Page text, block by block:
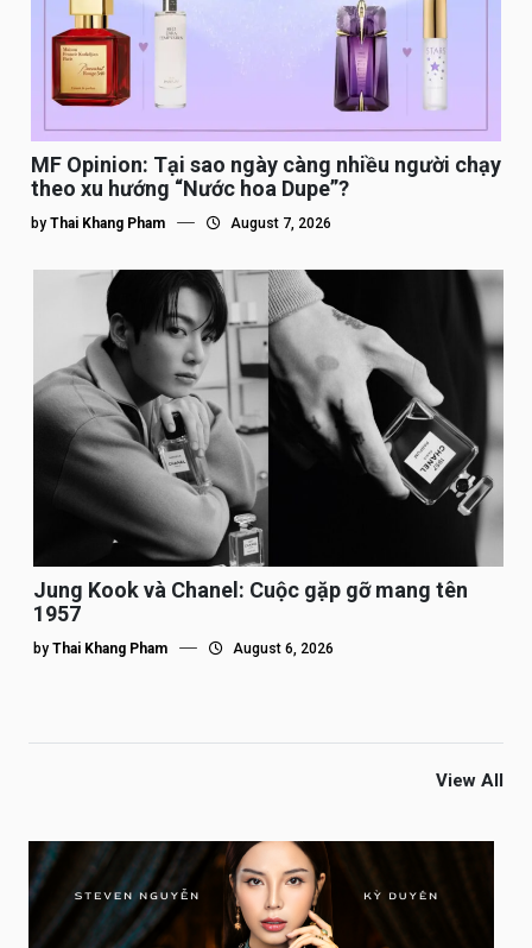
MF Opinion: Tại sao ngày càng nhiều người chạy
theo xu hướng “Nước hoa Dupe”?
by Thai Khang Pham August 7, 2026
Jung Kook và Chanel: Cuộc gặp gỡ mang tên
1957
by Thai Khang Pham August 6, 2026
View All